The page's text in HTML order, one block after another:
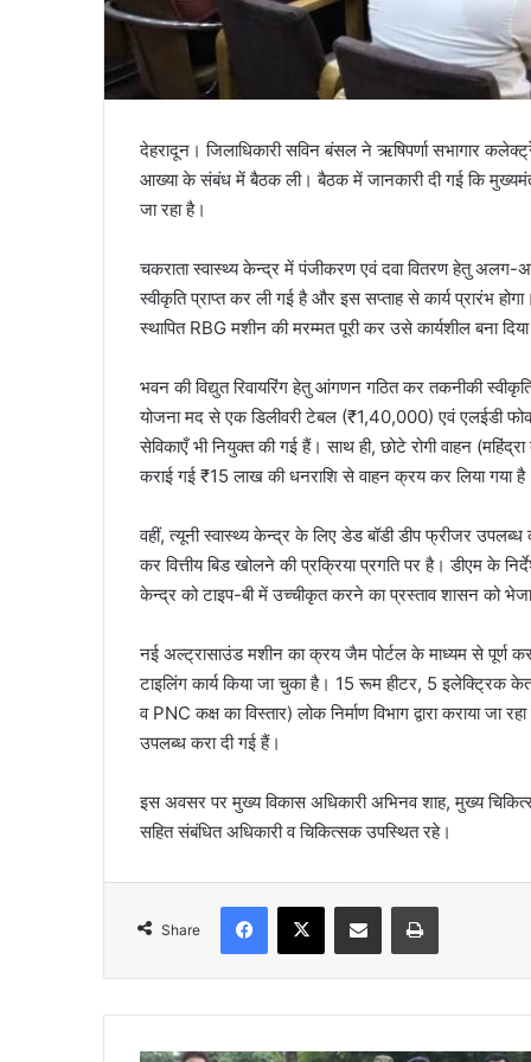
देहरादून। जिलाधिकारी सविन बंसल ने ऋषिपर्णा सभागार
आख्या के संबंध में बैठक ली। बैठक में जानकारी दी गई कि
जा रहा है।
चकराता स्वास्थ्य केन्द्र में पंजीकरण एवं दवा वितरण हेतु
स्वीकृति प्राप्त कर ली गई है और इस सप्ताह से कार्य प्रारंभ
स्थापित RBG मशीन की मरम्मत पूरी कर उसे कार्यशील बना
भवन की विद्युत रिवायरिंग हेतु आंगणन गठित कर तकनीकी
योजना मद से एक डिलीवरी टेबल (₹1,40,000) एवं एलईडी
सेविकाएँ भी नियुक्त की गई हैं। साथ ही, छोटे रोगी वाहन
कराई गई ₹15 लाख की धनराशि से वाहन क्रय कर लिया गया
वहीं, त्यूनी स्वास्थ्य केन्द्र के लिए डेड बॉडी डीप फ्रीजर उपलब्ध
कर वित्तीय बिड खोलने की प्रक्रिया प्रगति पर है। डीएम के
केन्द्र को टाइप-बी में उच्चीकृत करने का प्रस्ताव शासन को
नई अल्ट्रासाउंड मशीन का क्रय जैम पोर्टल के माध्यम से पूर्ण
टाइलिंग कार्य किया जा चुका है। 15 रूम हीटर, 5 इलेक्ट्रिक
व PNC कक्ष का विस्तार) लोक निर्माण विभाग द्वारा कराया
उपलब्ध करा दी गई हैं।
इस अवसर पर मुख्य विकास अधिकारी अभिनव शाह, मुख्य
सहित संबंधित अधिकारी व चिकित्सक उपस्थित रहे।
Share